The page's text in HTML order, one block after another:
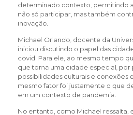
determinado contexto, permitindo
não só participar, mas também
inovação.
Michael Orlando, docente da
iniciou discutindo o papel das
covid. Para ele, ao mesmo tempo
que torna uma cidade especial, por
possibilidades culturais e conexões
mesmo fator foi justamente o que
em um contexto de pandemia.
No entanto, como Michael ressalta,